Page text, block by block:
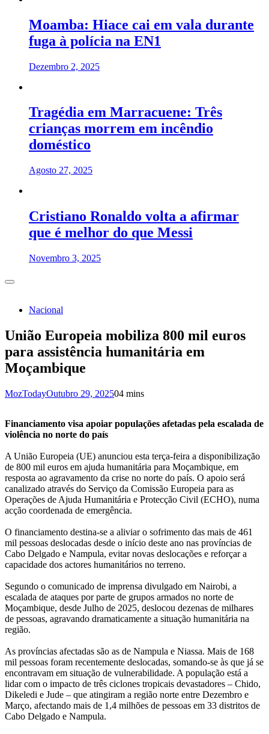
Moamba: Hiace cai em vala durante
fuga à polícia na EN1
Dezembro 2, 2025
Tragédia em Marracuene: Três
crianças morrem em incêndio
doméstico
Agosto 27, 2025
Cristiano Ronaldo volta a afirmar
que é melhor do que Messi
Novembro 3, 2025
Nacional
União Europeia mobiliza 800 mil euros
para assistência humanitária em
Moçambique
MozTodayOutubro 29, 202504 mins
Financiamento visa apoiar populações afetadas pela escalada de
violência no norte do país
A União Europeia (UE) anunciou esta terça-feira a disponibilização
de 800 mil euros em ajuda humanitária para Moçambique, em
resposta ao agravamento da crise no norte do país. O apoio será
canalizado através do Serviço da Comissão Europeia para as
Operações de Ajuda Humanitária e Protecção Civil (ECHO), numa
acção coordenada de emergência.
O financiamento destina-se a aliviar o sofrimento das mais de 461
mil pessoas deslocadas desde o início deste ano nas províncias de
Cabo Delgado e Nampula, evitar novas deslocações e reforçar a
capacidade dos actores humanitários no terreno.
Segundo o comunicado de imprensa divulgado em Nairobi, a
escalada de ataques por parte de grupos armados no norte de
Moçambique, desde Julho de 2025, deslocou dezenas de milhares
de pessoas, agravando dramaticamente a situação humanitária na
região.
As províncias afectadas são as de Nampula e Niassa. Mais de 168
mil pessoas foram recentemente deslocadas, somando-se às que já se
encontravam em situação de vulnerabilidade. A população está a
lidar com o impacto de três ciclones tropicais devastadores – Chido,
Dikeledi e Jude – que atingiram a região norte entre Dezembro e
Março, afectando mais de 1,4 milhões de pessoas em 33 distritos de
Cabo Delgado e Nampula.